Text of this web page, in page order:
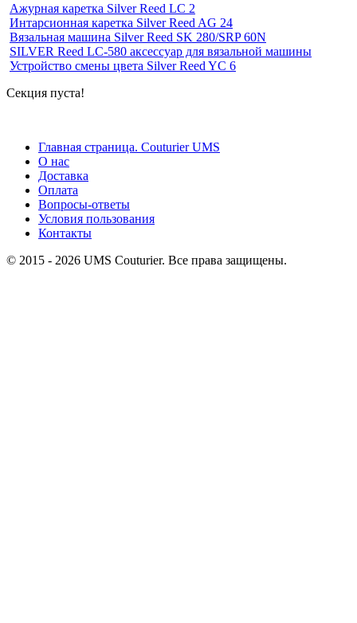
Ажурная каретка Silver Reed LC 2
Интарсионная каретка Silver Reed AG 24
Вязальная машина Silver Reed SK 280/SRP 60N
SILVER Reed LC-580 аксессуар для вязальной машины
Устройство смены цвета Silver Reed YC 6
Секция пуста!
Главная страница. Couturier UMS
О нас
Доставка
Оплата
Вопросы-ответы
Условия пользования
Контакты
© 2015 ‐ 2026 UMS Couturier. Все права защищены.